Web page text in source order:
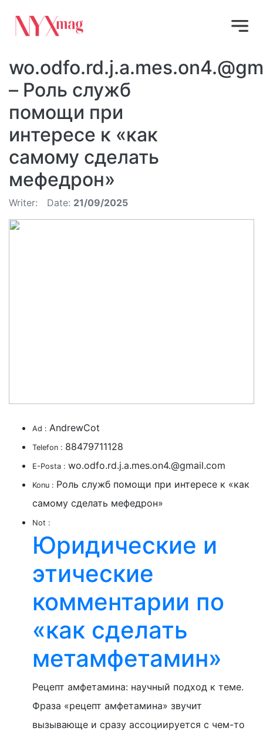
– Роль служб
помощи при
интересе к «как
самому сделать
мефедрон»
Writer: Date: 21/09/2025
Ad : AndrewCot
Telefon : 88479711128
E-Posta : wo.odfo.rd.j.a.mes.on4.@gmail.com
Konu : Роль служб помощи при интересе к «как
самому сделать мефедрон»
Not :
Юридические и
этические
комментарии по
«как сделать
метамфетамин»
Рецепт амфетамина: научный подход к теме.
Фраза «рецепт амфетамина» звучит
вызывающе и сразу ассоциируется с чем-то